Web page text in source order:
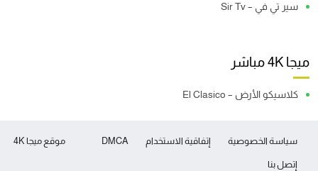
سير تي في – Sir Tv
ميجا 4K مباشر
كلاسيكو الأرض – El Clasico
موقع ميجا 4K سياسة الخصوصية إتفاقية الاستخدام DMCA
إتصل بنا